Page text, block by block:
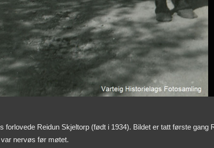
Reidun Skjeltorp (født i 1934). Bildet er tatt første
nervøs før møtet.